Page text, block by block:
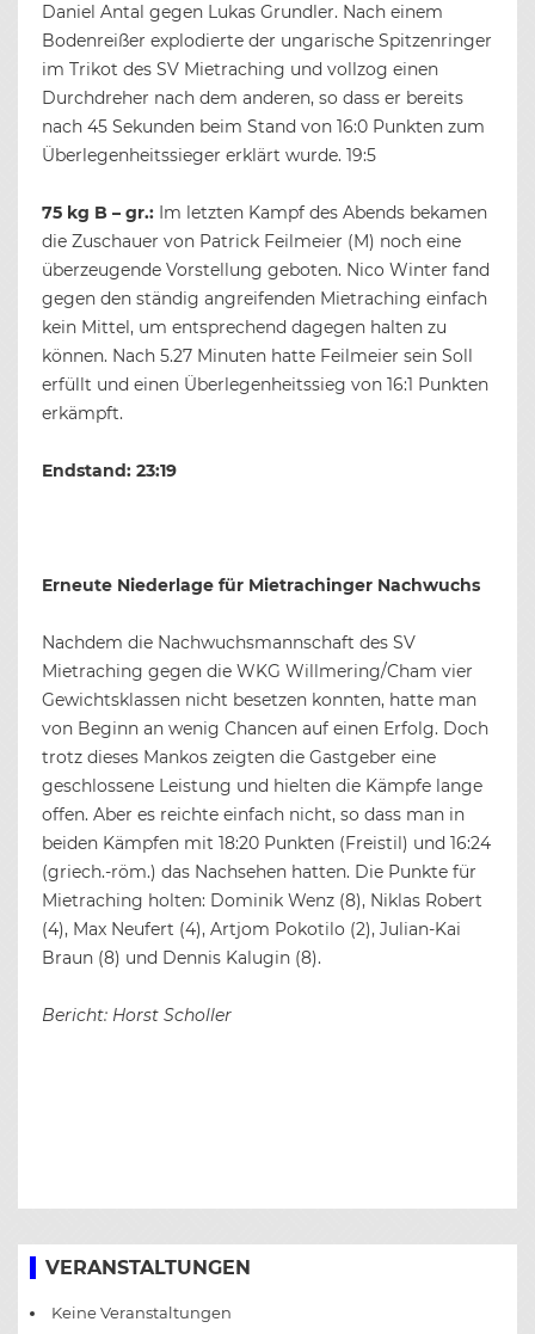
Daniel Antal gegen Lukas Grundler. Nach einem
Bodenreißer explodierte der ungarische Spitzenringer
im Trikot des SV Mietraching und vollzog einen
Durchdreher nach dem anderen, so dass er bereits
nach 45 Sekunden beim Stand von 16:0 Punkten zum
Überlegenheitssieger erklärt wurde. 19:5
75 kg B – gr.: Im letzten Kampf des Abends bekamen
die Zuschauer von Patrick Feilmeier (M) noch eine
überzeugende Vorstellung geboten. Nico Winter fand
gegen den ständig angreifenden Mietraching einfach
kein Mittel, um entsprechend dagegen halten zu
können. Nach 5.27 Minuten hatte Feilmeier sein Soll
erfüllt und einen Überlegenheitssieg von 16:1 Punkten
erkämpft.
Endstand: 23:19
Erneute Niederlage für Mietrachinger Nachwuchs
Nachdem die Nachwuchsmannschaft des SV
Mietraching gegen die WKG Willmering/Cham vier
Gewichtsklassen nicht besetzen konnten, hatte man
von Beginn an wenig Chancen auf einen Erfolg. Doch
trotz dieses Mankos zeigten die Gastgeber eine
geschlossene Leistung und hielten die Kämpfe lange
offen. Aber es reichte einfach nicht, so dass man in
beiden Kämpfen mit 18:20 Punkten (Freistil) und 16:24
(griech.-röm.) das Nachsehen hatten. Die Punkte für
Mietraching holten: Dominik Wenz (8), Niklas Robert
(4), Max Neufert (4), Artjom Pokotilo (2), Julian-Kai
Braun (8) und Dennis Kalugin (8).
Bericht: Horst Scholler
VERANSTALTUNGEN
Keine Veranstaltungen